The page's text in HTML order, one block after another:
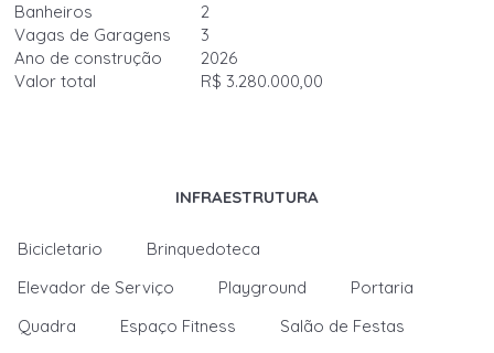
Banheiros
2
Vagas de Garagens
3
Ano de construção
2026
Valor total
R$ 3.280.000,00
INFRAESTRUTURA
Bicicletario
Brinquedoteca
Elevador de Serviço
Playground
Portaria
Quadra
Espaço Fitness
Salão de Festas